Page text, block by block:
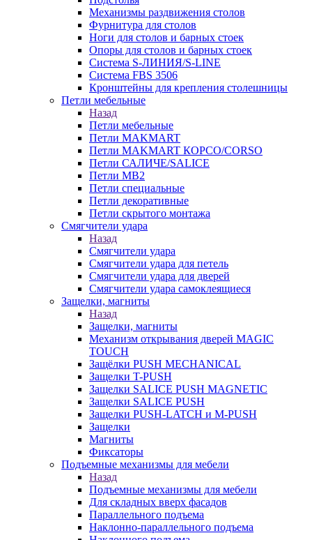
Механизмы раздвижения столов
Фурнитура для столов
Ноги для столов и барных стоек
Опоры для столов и барных стоек
Система S-ЛИНИЯ/S-LINE
Система FBS 3506
Кронштейны для крепления столешницы
Петли мебельные
Назад
Петли мебельные
Петли MAKMART
Петли MAKMART КОРСО/CORSO
Петли САЛИЧЕ/SALICE
Петли MB2
Петли специальные
Петли декоративные
Петли скрытого монтажа
Смягчители удара
Назад
Смягчители удара
Смягчители удара для петель
Смягчители удара для дверей
Cмягчители удара самоклеящиеся
Защелки, магниты
Назад
Защелки, магниты
Механизм открывания дверей MAGIC
TOUCH
Защёлки PUSH MECHANICAL
Защелки T-PUSH
Защелки SALICE PUSH MAGNETIC
Защелки SALICE PUSH
Защелки PUSH-LATCH и M-PUSH
Защелки
Магниты
Фиксаторы
Подъемные механизмы для мебели
Назад
Подъемные механизмы для мебели
Для складных вверх фасадов
Параллельного подъема
Наклонно-параллельного подъема